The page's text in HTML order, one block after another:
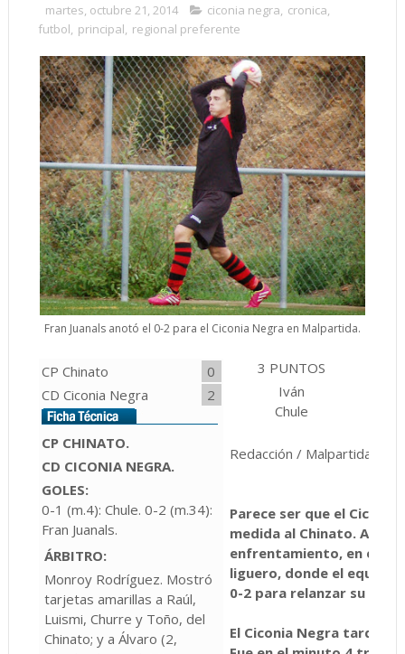
martes, octubre 21, 2014 ciconia negra, cronica,
futbol, principal, regional preferente
Fran Juanals anotó el 0-2 para el Ciconia Negra en Malpartida.
CP Chinato
0
CD Ciconia Negra
2
CP CHINATO.
CD CICONIA NEGRA.
GOLES:
0-1 (m.4): Chule. 0-2 (m.34):
Fran Juanals.
ÁRBITRO:
Monroy Rodríguez. Mostró
tarjetas amarillas a Raúl,
Luismi, Churre y Toño, del
Chinato; y a Álvaro (2,
3 PUNTOS
Iván
Chule
Redacción / Malpartida de
Parece ser que el
medida al Chinato. Así
enfrentamiento, en esta
liguero, donde el equipo
0-2 para relanzar su
El Ciconia Negra tardó